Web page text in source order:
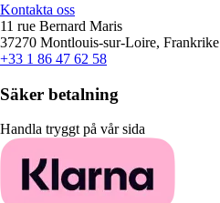
Kontakta oss
11 rue Bernard Maris
37270 Montlouis-sur-Loire, Frankrike
+33 1 86 47 62 58
Säker betalning
Handla tryggt på vår sida